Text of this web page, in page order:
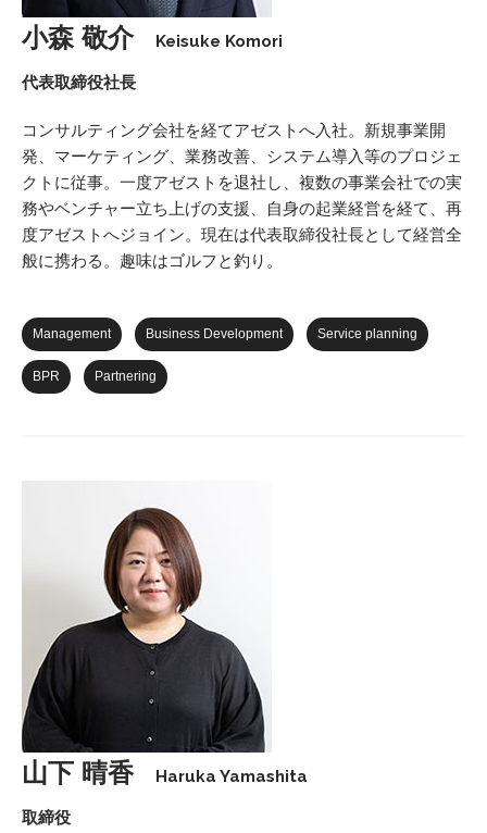
小森 敬介 Keisuke Komori
代表取締役社長
コンサルティング会社を経てアゼストへ⼊社。新規事業開
発、マーケティング、業務改善、システム導⼊等のプロジェ
クトに従事。一度アゼストを退社し、複数の事業会社での実
務やベンチャー立ち上げの支援、⾃⾝の起業経営を経て、再
度アゼストへジョイン。現在は代表取締役社長として経営全
般に携わる。趣味はゴルフと釣り。
Management Business Development Service planning
BPR Partnering
山下 晴香 Haruka Yamashita
取締役